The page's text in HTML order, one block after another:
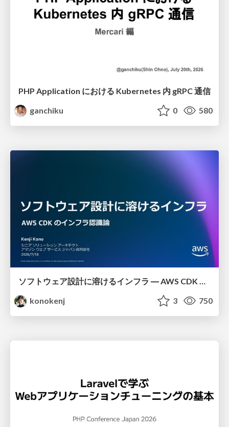
PHP Application における Kubernetes 内 gRPC 通信
ganchiku
0 580
ソフトウェア設計に溶けるインフラ ― AWS CDK のインフラ認識論
konokenj
3 750